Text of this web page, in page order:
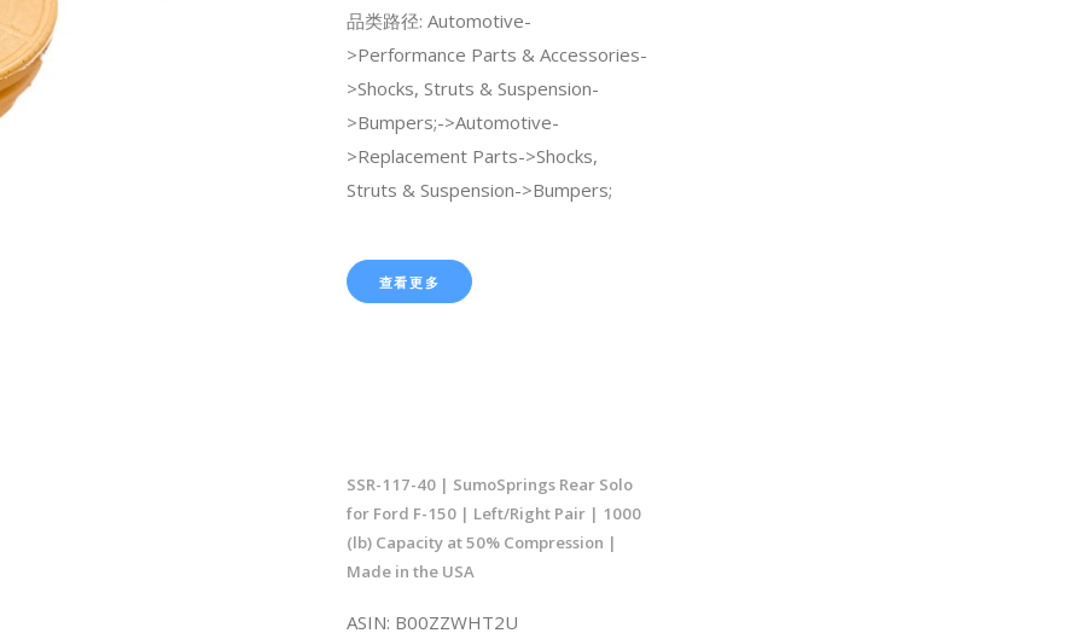
品类路径: Automotive-
>Performance Parts & Accessories-
>Shocks, Struts & Suspension-
>Bumpers;->Automotive-
>Replacement Parts->Shocks,
Struts & Suspension->Bumpers;
查看更多
SSR-117-40 | SumoSprings Rear Solo
for Ford F-150 | Left/Right Pair | 1000
(lb) Capacity at 50% Compression |
Made in the USA
ASIN: B00ZZWHT2U